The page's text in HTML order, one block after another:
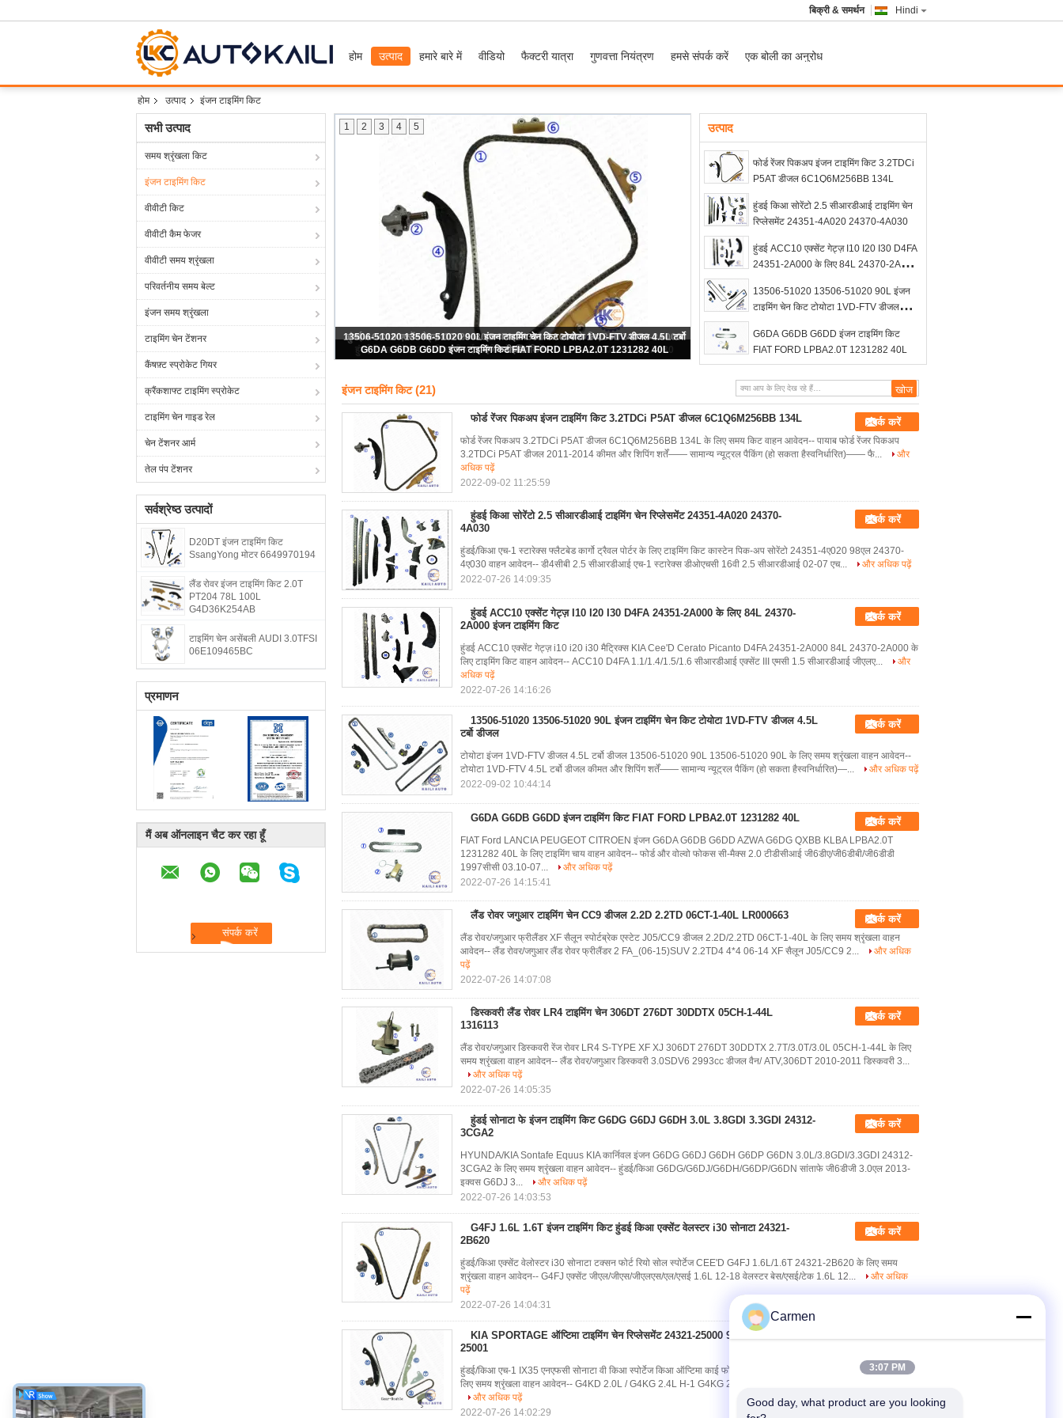
Hindi
बिक्री & समर्थन
होम उत्पाद हमारे बारे में वीडियो फैक्टरी यात्रा गुणवत्ता नियंत्रण हमसे संपर्क करें एक बोली का अनुरोध
होम उत्पाद इंजन टाइमिंग किट
सभी उत्पाद
समय श्रृंखला किट
इंजन टाइमिंग किट
वीवीटी किट
वीवीटी कैम फेजर
वीवीटी समय श्रृंखला
परिवर्तनीय समय बेल्ट
इंजन समय श्रृंखला
टाइमिंग चेन टेंशनर
कैंषफ़्ट स्प्रोकेट गियर
क्रैंकशाफ्ट टाइमिंग स्प्रोकेट
टाइमिंग चेन गाइड रेल
चेन टेंशनर आर्म
तेल पंप टेंशनर
सर्वश्रेष्ठ उत्पादों
D20DT इंजन टाइमिंग किट
SsangYong मोटर 6649970194
लैंड रोवर इंजन टाइमिंग किट 2.0T
PT204 78L 100L
G4D36K254AB
टाइमिंग चेन असेंबली AUDI 3.0TFSI
06E109465BC
प्रमाणन
मैं अब ऑनलाइन चैट कर रहा हूँ
फोर्ड रेंजर पिकअप इंजन टाइमिंग किट 3.2TDCi P5AT डीजल 6C1Q6M256BB 134L
1 2 3 4 5 उत्पाद
फोर्ड रेंजर पिकअप इंजन टाइमिंग किट 3.2TDCi
P5AT डीजल 6C1Q6M256BB 134L
हुंडई किआ सोरेंटो 2.5 सीआरडीआई टाइमिंग चेन
रिप्लेसमेंट 24351-4A020 24370-4A030
हुंडई ACC10 एक्सेंट गेट्ज़ I10 I20 I30 D4FA
24351-2A000 के लिए 84L 24370-2A000
13506-51020 13506-51020 90L इंजन
टाइमिंग चेन किट टोयोटा 1VD-FTV डीजल
G6DA G6DB G6DD इंजन टाइमिंग किट
FIAT FORD LPBA2.0T 1231282 40L
इंजन टाइमिंग किट (21)
फोर्ड रेंजर पिकअप इंजन टाइमिंग किट 3.2TDCi P5AT डीजल 6C1Q6M256BB 134L संपर्क करें
फोर्ड रेंजर पिकअप 3.2TDCi P5AT डीजल 6C1Q6M256BB 134L के लिए समय किट वाहन आवेदन-- पायाब फोर्ड रेंजर पिकअप
3.2TDCi P5AT डीजल 2011-2014 कीमत और शिपिंग शर्तें—— सामान्य न्यूट्रल पैकिंग (हो सकता हैस्वनिर्धारित)—— फै...
और
अधिक पढ़ें
2022-09-02 11:25:59
हुंडई किआ सोरेंटो 2.5 सीआरडीआई टाइमिंग चेन रिप्लेसमेंट 24351-4A020 24370-
4A030
संपर्क करें
हुंडई/किआ एच-1 स्टारेक्स फ्लैटबेड कार्गो ट्रैवल पोर्टर के लिए टाइमिंग किट कास्टेन पिक-अप सोरेंटो 24351-4ए020 98एल 24370-
4ए030 वाहन आवेदन-- डी4सीबी 2.5 सीआरडीआई एच-1 स्टारेक्स डीओएचसी 16वी 2.5 सीआरडीआई 02-07 एच...
और अधिक पढ़ें
2022-07-26 14:09:35
हुंडई ACC10 एक्सेंट गेट्ज़ I10 I20 I30 D4FA 24351-2A000 के लिए 84L 24370-
2A000 इंजन टाइमिंग किट
संपर्क करें
हुंडई ACC10 एक्सेंट गेट्ज़ i10 i20 i30 मैट्रिक्स KIA Cee'D Cerato Picanto D4FA 24351-2A000 84L 24370-2A000 के
लिए टाइमिंग किट वाहन आवेदन-- ACC10 D4FA 1.1/1.4/1.5/1.6 सीआरडीआई एक्सेंट III एमसी 1.5 सीआरडीआई जीएलए...
और
अधिक पढ़ें
2022-07-26 14:16:26
13506-51020 13506-51020 90L इंजन टाइमिंग चेन किट टोयोटा 1VD-FTV डीजल 4.5L
टर्बो डीजल
संपर्क करें
टोयोटा इंजन 1VD-FTV डीजल 4.5L टर्बो डीजल 13506-51020 90L 13506-51020 90L के लिए समय श्रृंखला वाहन आवेदन--
टोयोटा 1VD-FTV 4.5L टर्बो डीजल कीमत और शिपिंग शर्तें—— सामान्य न्यूट्रल पैकिंग (हो सकता हैस्वनिर्धारित)—...
और अधिक पढ़ें
2022-09-02 10:44:14
G6DA G6DB G6DD इंजन टाइमिंग किट FIAT FORD LPBA2.0T 1231282 40L संपर्क करें
FIAT Ford LANCIA PEUGEOT CITROEN इंजन G6DA G6DB G6DD AZWA G6DG QXBB KLBA LPBA2.0T
1231282 40L के लिए टाइमिंग चाय वाहन आवेदन-- फोर्ड और वोल्वो फोकस सी-मैक्स 2.0 टीडीसीआई जी6डीए/जी6डीबी/जी6डीडी
1997सीसी 03.10-07...
और अधिक पढ़ें
2022-07-26 14:15:41
लैंड रोवर जगुआर टाइमिंग चेन CC9 डीजल 2.2D 2.2TD 06CT-1-40L LR000663 संपर्क करें
लैंड रोवर/जगुआर फ्रीलैंडर XF सैलून स्पोर्टब्रेक एस्टेट J05/CC9 डीजल 2.2D/2.2TD 06CT-1-40L के लिए समय श्रृंखला वाहन
आवेदन-- लैंड रोवर/जगुआर लैंड रोवर फ्रीलैंडर 2 FA_(06-15)SUV 2.2TD4 4*4 06-14 XF सैलून J05/CC9 2...
और अधिक
पढ़ें
2022-07-26 14:07:08
डिस्कवरी लैंड रोवर LR4 टाइमिंग चेन 306DT 276DT 30DDTX 05CH-1-44L
1316113
संपर्क करें
लैंड रोवर/जगुआर डिस्कवरी रेंज रोवर LR4 S-TYPE XF XJ 306DT 276DT 30DDTX 2.7T/3.0T/3.0L 05CH-1-44L के लिए
समय श्रृंखला वाहन आवेदन-- लैंड रोवर/जगुआर डिस्कवरी 3.0SDV6 2993cc डीजल वैन/ ATV,306DT 2010-2011 डिस्कवरी 3...
और अधिक पढ़ें
2022-07-26 14:05:35
हुंडई सोनाटा फे इंजन टाइमिंग किट G6DG G6DJ G6DH 3.0L 3.8GDI 3.3GDI 24312-
3CGA2
संपर्क करें
HYUNDA/KIA Sontafe Equus KIA कार्निवल इंजन G6DG G6DJ G6DH G6DP G6DN 3.0L/3.8GDI/3.3GDI 24312-
3CGA2 के लिए समय श्रृंखला वाहन आवेदन-- हुंडई/किआ G6DG/G6DJ/G6DH/G6DP/G6DN सांताफे जी6डीजी 3.0एल 2013-
इक्वस G6DJ 3...
और अधिक पढ़ें
2022-07-26 14:03:53
G4FJ 1.6L 1.6T इंजन टाइमिंग किट हुंडई किआ एक्सेंट वेलस्टर i30 सोनाटा 24321-
2B620
संपर्क करें
हुंडई/किआ एक्सेंट वेलोस्टर i30 सोनाटा टक्सन फोर्ट रियो सोल स्पोर्टेज CEE'D G4FJ 1.6L/1.6T 24321-2B620 के लिए समय
श्रृंखला वाहन आवेदन-- G4FJ एक्सेंट जीएल/जीएस/जीएलएस/एल/एसई 1.6L 12-18 वेलस्टर बेस/एसई/टेक 1.6L 12...
और अधिक
पढ़ें
2022-07-26 14:04:31
KIA SPORTAGE ऑप्टिमा टाइमिंग चेन रिप्लेसमेंट 24321-25000 9 * 180L 24410-
25001
संपर्क करें
हुंडई/किआ एच-1 IX35 एनएफसी सोनाटा वी किआ स्पोर्टेज किआ ऑप्टिमा काई फोर्ट 24321-25000 9*180एल 24410-25001 के
लिए समय श्रृंखला वाहन आवेदन-- G4KD 2.0L / G4KG 2.4L H-1 G4KG 2.4L 10-13 IX35 G4KD 2.0L 10-18 एनएफसी ...
और अधिक पढ़ें
2022-07-26 14:02:29
Carmen
3:07 PM
Good day, what product are you looking